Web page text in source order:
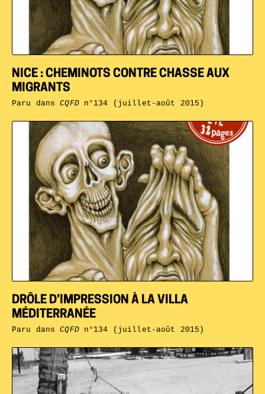
DRÔLE D’IMPRESSION À LA VILLA
MÉDITERRANÉE
Paru dansCQFDn°134 (juillet-août 2015)
NICE : CHEMINOTS CONTRE CHASSE AUX
MIGRANTS
Paru dansCQFDn°134 (juillet-août 2015)